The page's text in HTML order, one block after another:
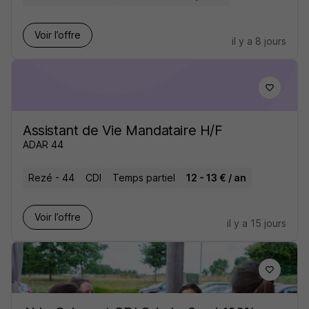
Voir l’offre
il y a 8 jours
Assistant de Vie Mandataire H/F
ADAR 44
Rezé - 44 CDI Temps partiel 12 - 13 € / an
Voir l’offre
il y a 15 jours